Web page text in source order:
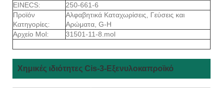
EINECS:
250-661-6
Προϊόν
Κατηγορίες:
Αλφαβητικά Καταχωρίσεις, Γεύσεις και
Αρώματα, G-H
Αρχείο Mol:
31501-11-8.mol
Χημικές ιδιότητες Cis-3-Εξενυλοκαπροϊκό